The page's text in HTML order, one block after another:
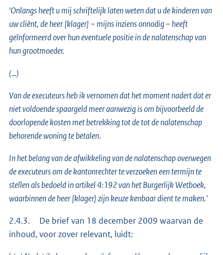
'Onlangs heeft u mij schriftelijk laten weten dat u de kinderen van
uw cliënt, de heer [klager] – mijns inziens onnodig – heeft
geïnformeerd over hun eventuele positie in de nalatenschap van
hun grootmoeder.
(…)
Van de executeurs heb ik vernomen dat het moment nadert dat er
niet voldoende spaargeld meer aanwezig is om bijvoorbeeld de
doorlopende kosten met betrekking tot de tot de nalatenschap
behorende woning te betalen.
In het belang van de afwikkeling van de nalatenschap overwegen
de executeurs om de kantonrechter te verzoeken een termijn te
stellen als bedoeld in artikel 4:192 van het Burgerlijk Wetboek,
waarbinnen de heer [klager] zijn keuze kenbaar dient te maken.'
2.4.3. De brief van 18 december 2009 waarvan de
inhoud, voor zover relevant, luidt: